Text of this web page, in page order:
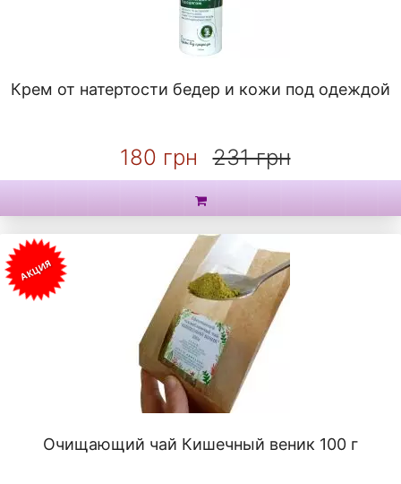
Крем от натертости бедер и кожи под одеждой
180 грн 231 грн
Очищающий чай Кишечный веник 100 г
АКЦИЯ